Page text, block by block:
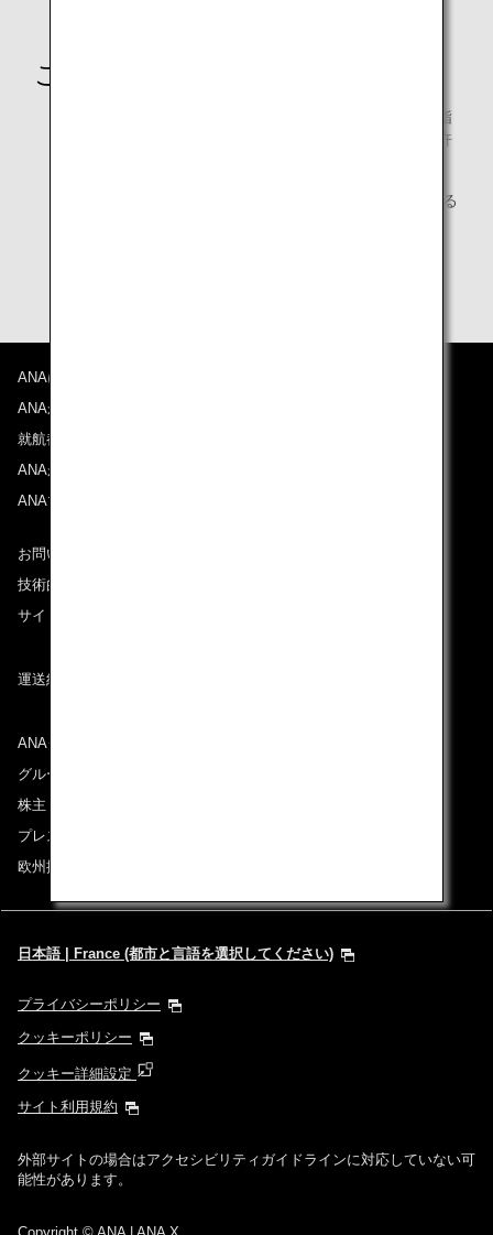
ご注意
個人識別情報の提供が義務付けられている外国人が、指
紋又は顔写真の提供を拒否した場合、日本への入国は許
EDカードに不備があると入国審査に非常に時間がかかる
ANAについて
ANAからのお知らせ
就航都市
ANAがお約束する体験
ANAマイレージクラブ
お問い合わせ
技術的なお問い合わせ（推奨環境）
サイトマップ
運送約款
ANAグループについて
グループ企業一覧
株主・投資家情報
プレスリリース
欧州採用情報
日本語 | France (都市と言語を選択してください)
プライバシーポリシー
クッキーポリシー
クッキー詳細設定
サイト利用規約
外部サイトの場合はアクセシビリティガイドラインに対応していない可
能性があります。